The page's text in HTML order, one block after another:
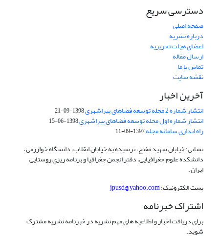
دسترسی سریع
صفحه اصلی
درباره نشریه
اعضای هیات تحریریه
ارسال مقاله
تماس با ما
نقشه سایت
آخرین اخبار
انتشار شماره 2 مجله توسعه فضاهای پیراشهری 1398-09-21
انتشار شماره اول مجله توسعه فضاهای پیراشهری1398-06-15
راه اندازی سامانه مجله1397-09-11
نشانی: خیابان شهید مفتح، نرسیده به خیابان انقلاب، دانشگاه خوارزمی،
دانشکده علوم جغرافیایی، دفتر انجمن جغرافیا و برنامه ریزی روستایی
ایران.
پست الکترونیک:jpusd@yahoo.com
اشتراک خبرنامه
برای دریافت اخبار و اطلاعیه های مهم نشریه در خبرنامه نشریه مشترک
شوید.